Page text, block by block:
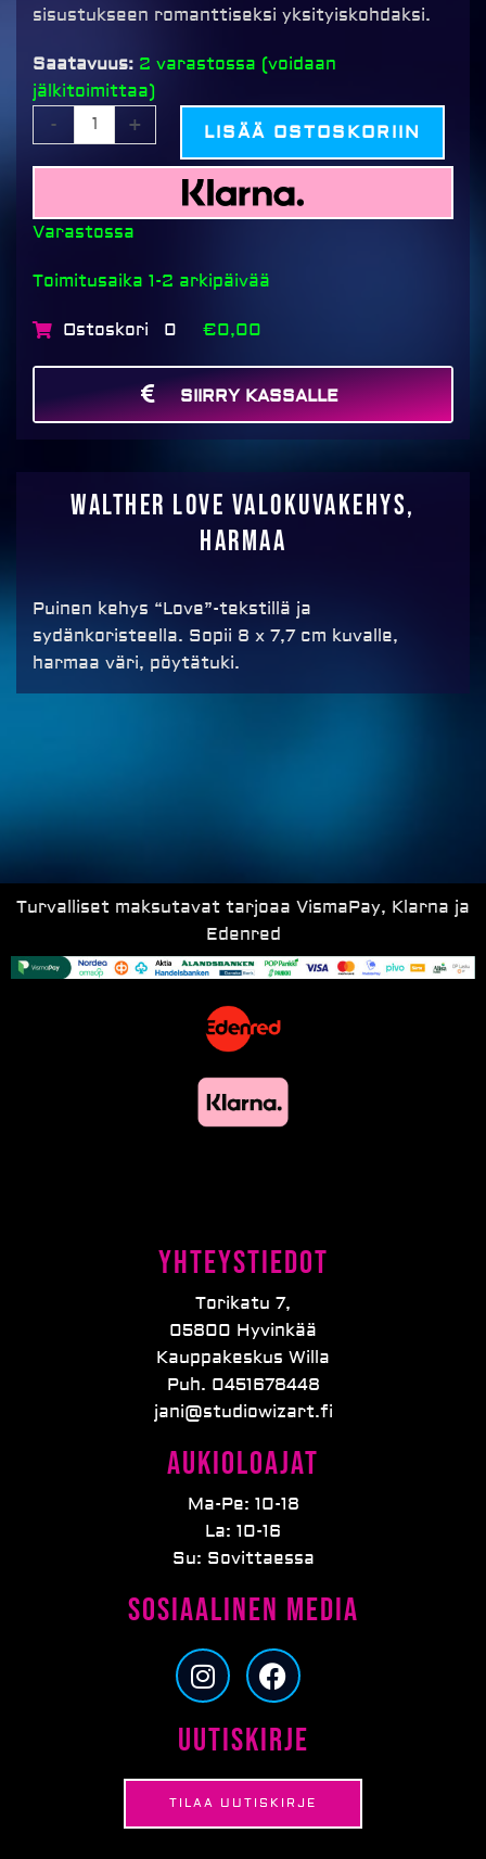
sisustukseen romanttiseksi yksityiskohdaksi.
Saatavuus: 2 varastossa (voidaan
jälkitoimittaa)
-
Walther
Love
valokuvakehys,
harmaa
määrä
+ LISÄÄ OSTOSKORIIN
Varastossa
Toimitusaika 1-2 arkipäivää
Ostoskori 0 €0,00
SIIRRY KASSALLE
Walther Love valokuvakehys,
harmaa
Puinen kehys “Love”-tekstillä ja
sydänkoristeella. Sopii 8 x 7,7 cm kuvalle,
harmaa väri, pöytätuki.
Turvalliset maksutavat tarjoaa VismaPay, Klarna ja
Edenred
Yhteystiedot
Torikatu 7,
05800 Hyvinkää
Kauppakeskus Willa
Puh. 0451678448
jani@studiowizart.fi
Aukioloajat
Ma-Pe: 10-18
La: 10-16
Su: Sovittaessa
Sosiaalinen media
I
n
t
g
r
F
a
e
o
o
Uutiskirje
TILAA UUTISKIRJE